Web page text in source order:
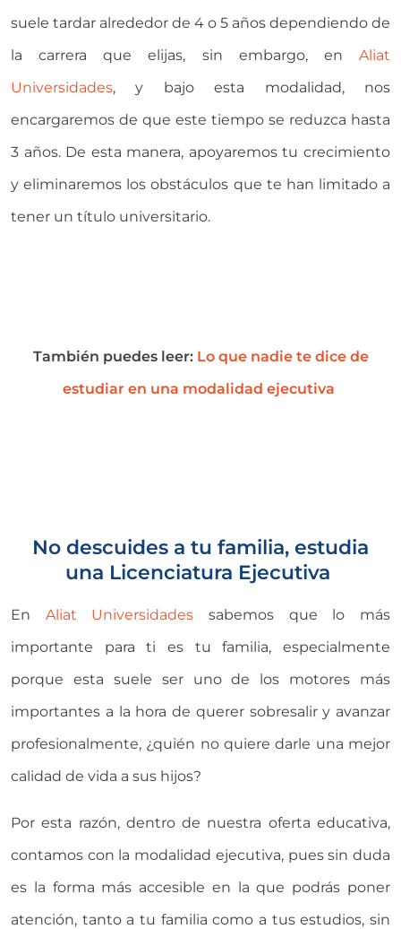
suele tardar alrededor de 4 o 5 años dependiendo de
la carrera que elijas, sin embargo, en Aliat
Universidades, y bajo esta modalidad, nos
encargaremos de que este tiempo se reduzca hasta
3 años. De esta manera, apoyaremos tu crecimiento
y eliminaremos los obstáculos que te han limitado a
tener un título universitario.
También puedes leer: Lo que nadie te dice de
estudiar en una modalidad ejecutiva
No descuides a tu familia, estudia
una Licenciatura Ejecutiva
En Aliat Universidades sabemos que lo más
importante para ti es tu familia, especialmente
porque esta suele ser uno de los motores más
importantes a la hora de querer sobresalir y avanzar
profesionalmente, ¿quién no quiere darle una mejor
calidad de vida a sus hijos?
Por esta razón, dentro de nuestra oferta educativa,
contamos con la modalidad ejecutiva, pues sin duda
es la forma más accesible en la que podrás poner
atención, tanto a tu familia como a tus estudios, sin